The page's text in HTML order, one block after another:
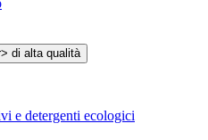
e detergenti ecologici